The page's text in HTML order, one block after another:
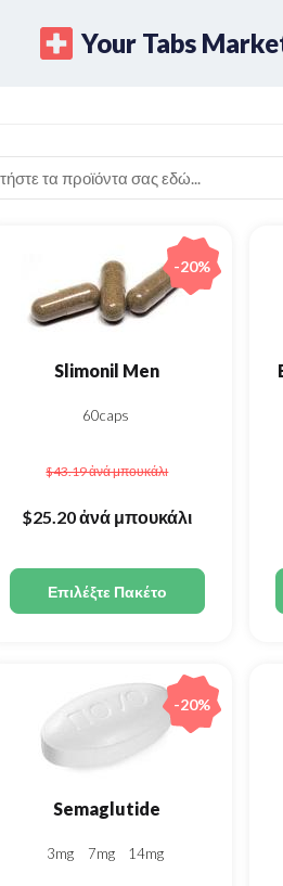
Your Tabs
Slimonil Men
60caps
$43.19ἀνά μπουκάλι
$25.20ἀνά μπουκάλι
Επιλέξτε Πακέτο
-20%
Semaglutide
3mg 7mg 14mg
-20%